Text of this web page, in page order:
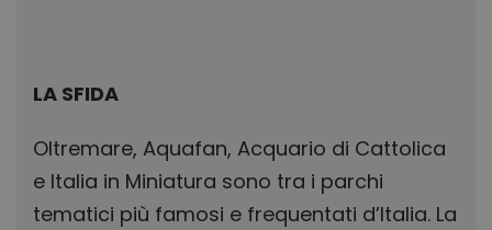
LA SFIDA
Oltremare, Aquafan, Acquario di Cattolica
e Italia in Miniatura sono tra i parchi
tematici più famosi e frequentati d’Italia. La